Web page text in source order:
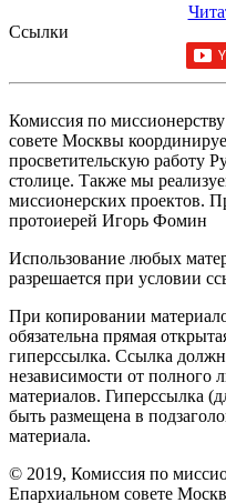
Ссылки
Комиссия по
совете Москвы
просветительскую работу
столице. Также мы
миссионерских проектов.
протоиерей Игорь Фомин
Использование любых
разрешается при условии
При копировании
обязательна прямая
гиперссылка. Ссылка
независимости от полного
материалов. Гиперссылка
быть размещена в
материала.
© 2019, Комиссия по
Епархиальном совете